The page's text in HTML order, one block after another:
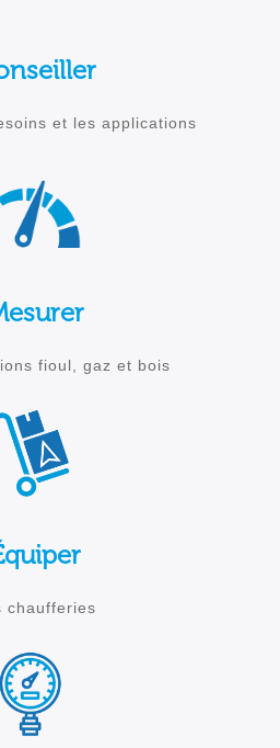
et les applications
fioul, gaz et bois
chaufferies